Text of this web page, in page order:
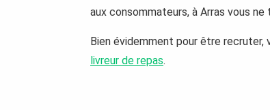
aux consommateurs, à Arras vous
Bien évidemment pour être recruter,
livreur de repas.